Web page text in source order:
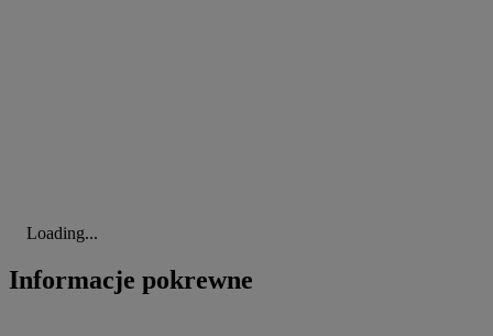
Loading...
Informacje pokrewne